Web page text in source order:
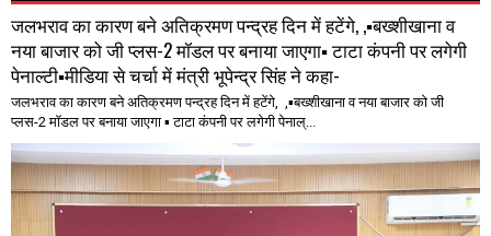
जलभराव का कारण बने अतिक्रमण पन्द्रह दिन में हटेंगे, ,▪️बख्शीखाना व
नया बाजार को जी प्लस-2 मॉडल पर बनाया जाएगा▪️ टाटा कंपनी पर लगेगी
पेनाल्टी▪️मीडिया से चर्चा में मंत्री भूपेन्द्र सिंह ने कहा-
जलभराव का कारण बने अतिक्रमण पन्द्रह दिन में हटेंगे, ,▪️बख्शीखाना व नया बाजार को जी
प्लस-2 मॉडल पर बनाया जाएगा ▪️ टाटा कंपनी पर लगेगी पेनाल्...